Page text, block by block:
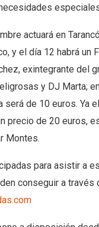
actuará en
y el día 12 habrá un
exintegrante del
y DJ Marta;
será de 10 euros. Ya
precio de 20 euros,
Montes.
para asistir a
conseguir a través